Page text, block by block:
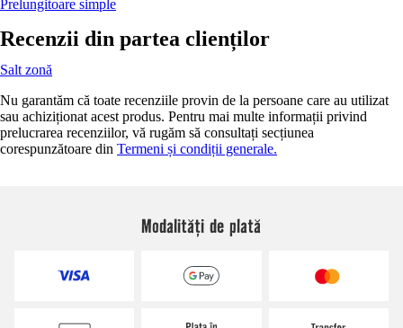
Prelungitoare simple
Recenzii din partea clienților
Salt zonă
Nu garantăm că toate recenziile provin de la persoane care au utilizat
sau achiziționat acest produs. Pentru mai multe informații privind
prelucrarea recenziilor, vă rugăm să consultați secțiunea
corespunzătoare din Termeni și condiții generale.
Modalități de plată